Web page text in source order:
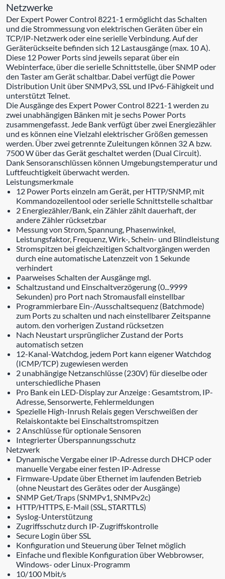
Netzwerke
Der Expert Power Control 8221-1 ermöglicht das Schalten
und die Strommessung von elektrischen Geräten über ein
TCP/IP-Netzwerk oder eine serielle Verbindung. Auf der
Geräterückseite befinden sich 12 Lastausgänge (max. 10 A).
Diese 12 Power Ports sind jeweils separat über ein
Webinterface, über die serielle Schnittstelle, über SNMP oder
den Taster am Gerät schaltbar. Dabei verfügt die Power
Distribution Unit über SNMPv3, SSL und IPv6-Fähigkeit und
unterstützt Telnet.
Die Ausgänge des Expert Power Control 8221-1 werden zu
zwei unabhängigen Bänken mit je sechs Power Ports
zusammengefasst. Jede Bank verfügt über zwei Energiezähler
und es können eine Vielzahl elektrischer Größen gemessen
werden. Über zwei getrennte Zuleitungen können 32 A bzw.
7500 W über das Gerät geschaltet werden (Dual Circuit).
Dank Sensoranschlüssen können Umgebungstemperatur und
Luftfeuchtigkeit überwacht werden.
Leistungsmerkmale
12 Power Ports einzeln am Gerät, per HTTP/SNMP, mit
Kommandozeilentool oder serielle Schnittstelle schaltbar
2 Energiezähler/Bank, ein Zähler zählt dauerhaft, der
andere Zähler rücksetzbar
Messung von Strom, Spannung, Phasenwinkel,
Leistungsfaktor, Frequenz, Wirk-, Schein- und Blindleistung
Stromspitzen bei gleichzeitigen Schaltvorgängen werden
durch eine automatische Latenzzeit von 1 Sekunde
verhindert
Paarweises Schalten der Ausgänge mgl.
Schaltzustand und Einschaltverzögerung (0...9999
Sekunden) pro Port nach Stromausfall einstellbar
Programmierbare Ein-/Ausschaltsequenz (Batchmode)
zum Ports zu schalten und nach einstellbarer Zeitspanne
autom. den vorherigen Zustand rücksetzen
Nach Neustart ursprünglicher Zustand der Ports
automatisch setzen
12-Kanal-Watchdog, jedem Port kann eigener Watchdog
(ICMP/TCP) zugewiesen werden
2 unabhängige Netzanschlüsse (230V) für dieselbe oder
unterschiedliche Phasen
Pro Bank ein LED-Display zur Anzeige : Gesamtstrom, IP-
Adresse, Sensorwerte, Fehlermeldungen
Spezielle High-Inrush Relais gegen Verschweißen der
Relaiskontakte bei Einschaltstromspitzen
2 Anschlüsse für optionale Sensoren
Integrierter Überspannungsschutz
Netzwerk
Dynamische Vergabe einer IP-Adresse durch DHCP oder
manuelle Vergabe einer festen IP-Adresse
Firmware-Update über Ethernet im laufenden Betrieb
(ohne Neustart des Gerätes oder der Ausgänge)
SNMP Get/Traps (SNMPv1, SNMPv2c)
HTTP/HTTPS, E-Mail (SSL, STARTTLS)
Syslog-Unterstützung
Zugriffsschutz durch IP-Zugriffskontrolle
Secure Login über SSL
Konfiguration und Steuerung über Telnet möglich
Einfache und flexible Konfiguration über Webbrowser,
Windows- oder Linux-Programm
10/100 Mbit/s